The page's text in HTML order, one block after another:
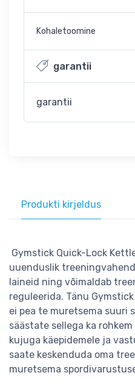
Kohaletoomine
garantii
garantii
Produkti kirjeldus
Gymstick Quick-Lock
uuenduslik
laineid ning võimaldab
reguleerida. Tänu
ei pea te muretsema suuri
säästate sellega ka
kujuga käepidemele ja
saate keskenduda oma
muretsema